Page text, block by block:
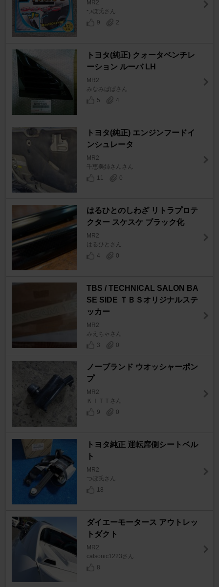
MR2
つぼ氏さん
9
2
トヨタ(純正) クォータベンチレ
ーション ルーバ LH
MR2
みなみぱぱさん
5
4
トヨタ(純正) エンジンフードイ
ンシュレータ
MR2
千恵美姉さんさん
11
0
はるひとのしわざ リトラプロテ
クター スケスケ ブラック化
MR2
はるひとさん
4
0
TBS / TECHNICAL SALON BA
SE SIDE ＴＢＳオリジナルステ
ッカー
MR2
みえちゃさん
3
0
ノーブランド ウオッシャーポン
プ
MR2
ＫＩＴＴさん
9
0
トヨタ純正 運転席側シートベル
ト
MR2
つぼ氏さん
18
ダイエーモータース アウトレッ
トダクト
MR2
calsonic1223さん
8